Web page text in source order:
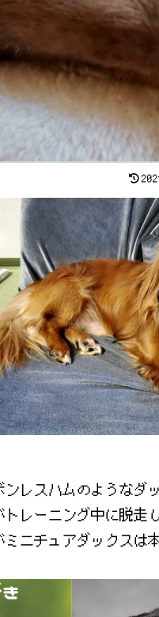
レスハムのようなダ
レーニング中に脱走
ミニチュアダックスは